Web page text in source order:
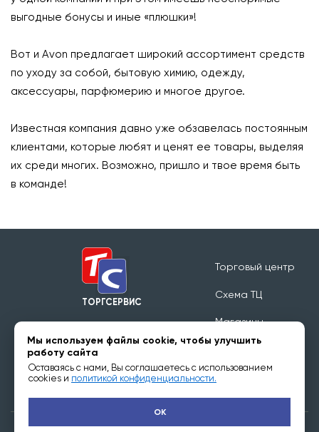
выгодные бонусы и иные «плюшки»!
Вот и Avon предлагает широкий ассортимент средств
по уходу за собой, бытовую химию, одежду,
аксессуары, парфюмерию и многое другое.
Известная компания давно уже обзавелась постоянным
клиентами, которые любят и ценят ее товары, выделяя
их среди многих. Возможно, пришло и твое время быть
в команде!
ТОРГСЕРВИС
Режим работы 09:00 - 20:00
Торговый центр
Схема ТЦ
Магазины
Обратная связь
Мы используем файлы cookie, чтобы улучшить
работу сайта
Оставаясь с нами, Вы соглашаетесь с использованием
cookies и политикой конфиденциальности.
OK